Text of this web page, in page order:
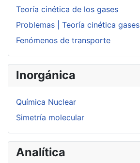
Teoría cinética de los gases
Problemas | Teoría cinética gases
Fenómenos de transporte
Inorgánica
Química Nuclear
Simetría molecular
Analítica